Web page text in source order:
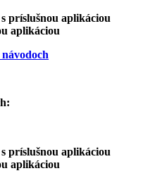
príslušnou aplikáciou
aplikáciou
príslušnou aplikáciou
aplikáciou